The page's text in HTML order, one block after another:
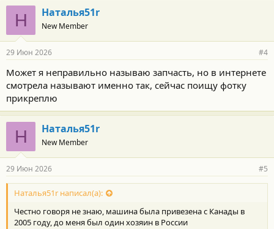
Н Наталья51r
New Member
29 Июн 2026 #4
Может я неправильно называю запчасть, но в интернете
смотрела называют именно так, сейчас поищу фотку
прикреплю
Н Наталья51r
New Member
29 Июн 2026 #5
Наталья51r написал(а):
Честно говоря не знаю, машина была привезена с Канады в
2005 году, до меня был один хозяин в России